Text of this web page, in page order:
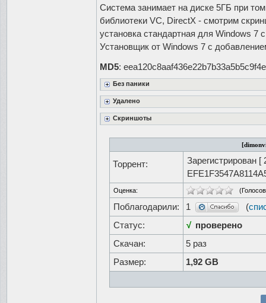
Система занимает на диске 5ГБ при
библиотеки VC, DirectX - смотрим
установка стандартная для Windows 7
Установщик от Windows 7 с
MD5:
Без паники
Удалено
Скриншоты
Торрент: Зарегистрирован [
Оценка:
Поблагодарили: 1 (
Статус:
√ проверено
Скачан:
5 раз
Размер:
1,92 GB